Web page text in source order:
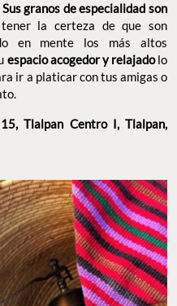
Sus granos de especialidad son
la certeza de que son
en mente los más altos
espacio acogedor y relajadolo
ir a platicar con tus amigas o
Tlalpan Centro I, Tlalpan,